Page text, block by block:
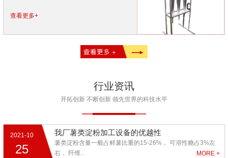
查看更多+
行业资讯
开拓创新 不断创新 领先世界的科技水平
2021-10
25
我厂薯类淀粉加工设备的优越性
薯类淀粉含量一般占鲜薯比重的15-26%， 可溶性糖占3%左
右， 纤维..
MORE +